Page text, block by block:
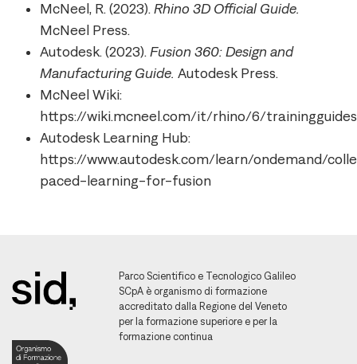
McNeel, R. (2023). Rhino 3D Official Guide.
McNeel Press.
Autodesk. (2023). Fusion 360: Design and
Manufacturing Guide. Autodesk Press.
McNeel Wiki:
https://wiki.mcneel.com/it/rhino/6/
Autodesk Learning Hub:
https://www.autodesk.com/learn/ondemand/
paced-learning-for-fusion
Parco Scientifico e Tecnologico Galileo
SCpA è organismo di formazione
accreditato dalla Regione del Veneto
per la formazione superiore e per la
formazione continua